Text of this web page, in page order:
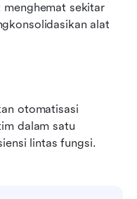
sekitar
alat
otomatisasi
dalam satu
lintas fungsi.